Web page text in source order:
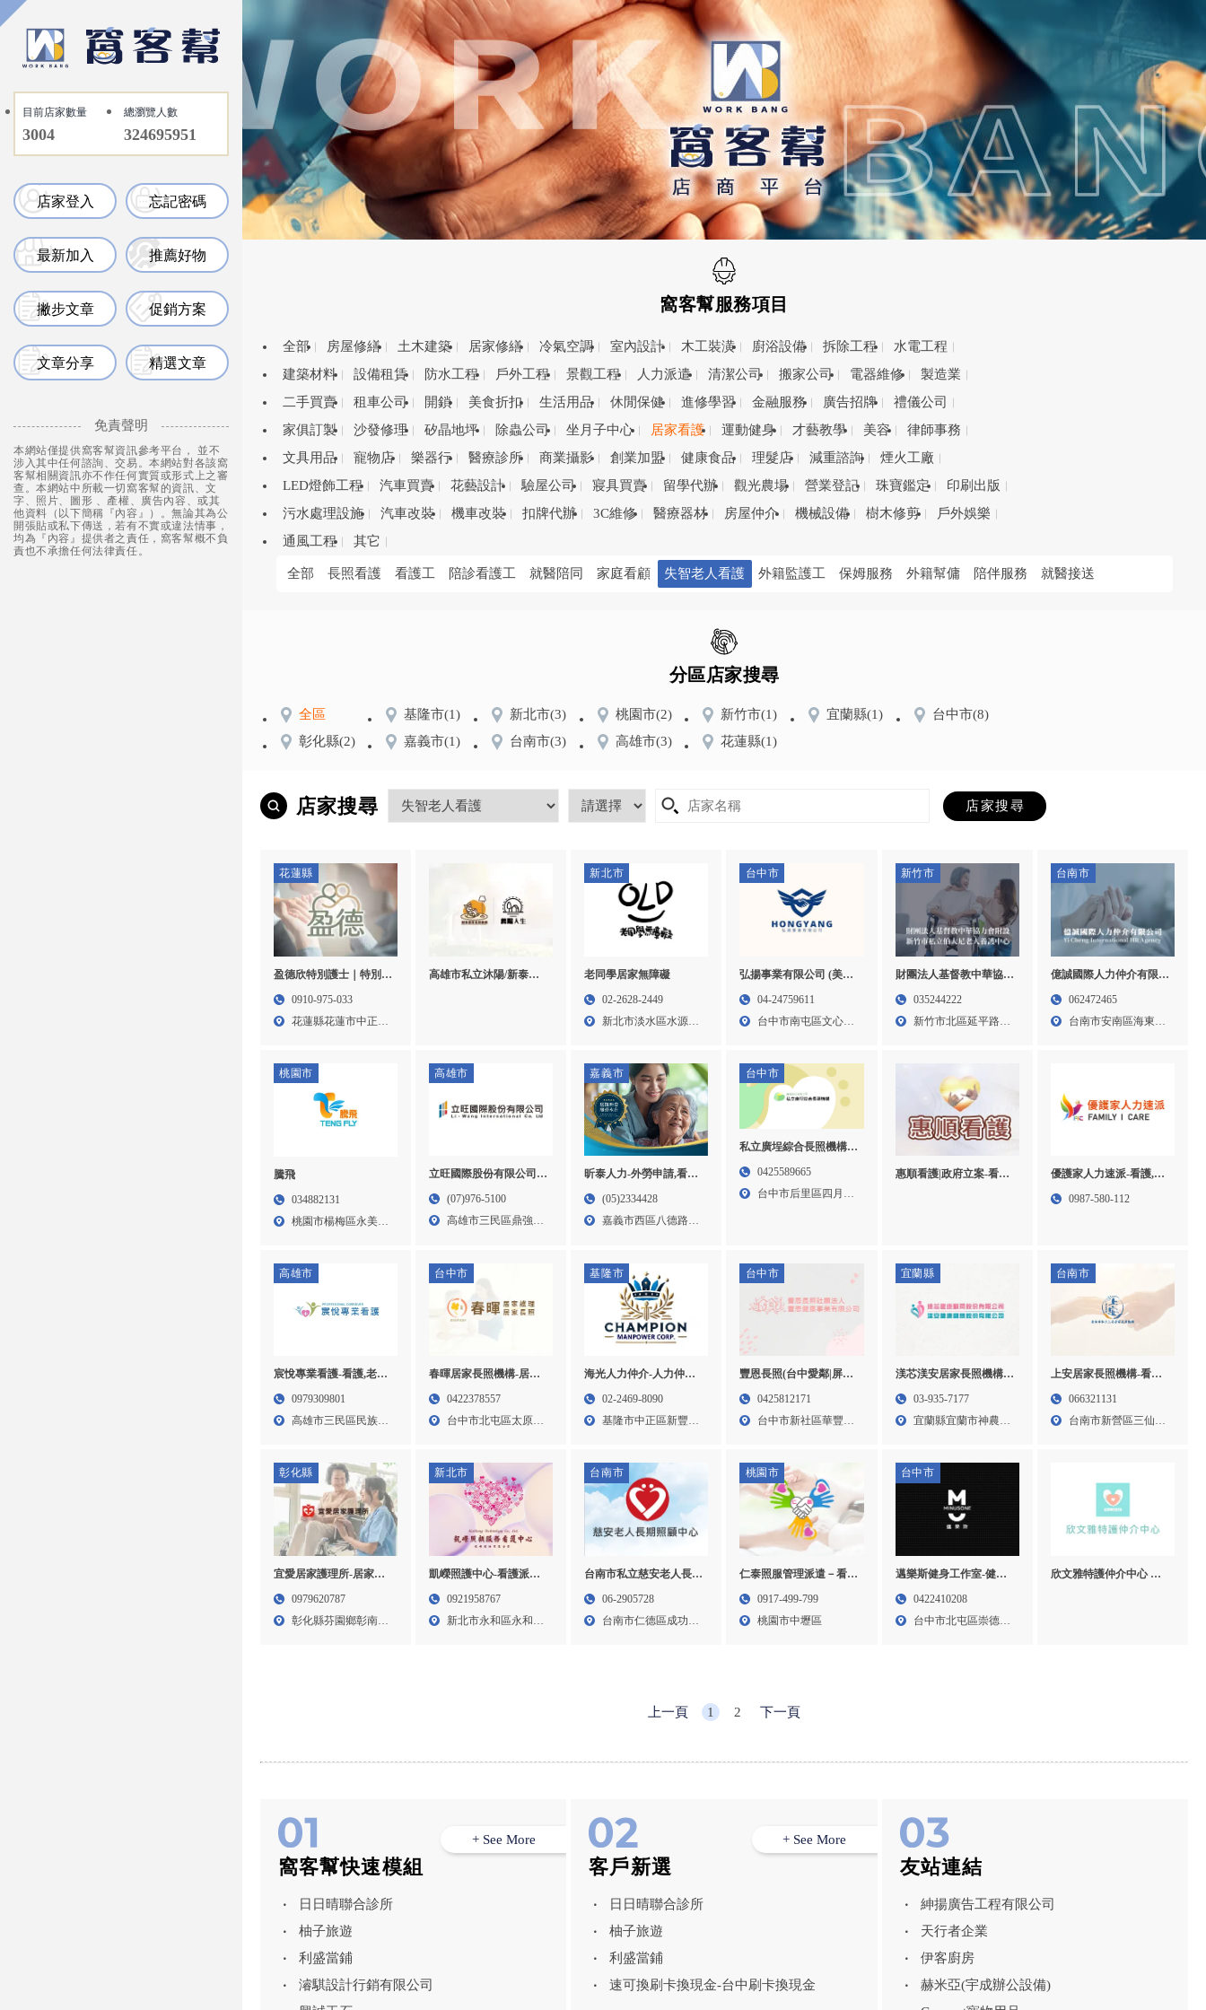
目前店家數量
3004
總瀏覽人數
324695951
店家登入 忘記密碼
最新加入 推薦好物
撇步文章 促銷方案
文章分享 精選文章
免責聲明
本網站僅提供窩客幫資訊參考平台， 並不
涉入其中任何諮詢、交易。本網站對各該窩
客幫相關資訊亦不作任何實質或形式上之審
查。本網站中所載一切窩客幫的資訊、文
字、照片、圖形 、產權、廣告內容、或其
他資料（以下簡稱『內容』）。無論其為公
開張貼或私下傳送，若有不實或違法情事，
均為『內容』提供者之責任，窩客幫概不負
責也不承擔任何法律責任。
窩客幫服務項目
全部 房屋修繕 土木建築 居家修繕 冷氣空調 室內設計 木工裝潢 廚浴設備 拆除工程
水電工程
建築材料
設備租賃 防水工程 戶外工程 景觀工程 人力派遣 清潔公司 搬家公司 電器維修
製造業
二手買賣
租車公司 開鎖 美食折扣 生活用品 休閒保健 進修學習 金融服務 廣告招牌
禮儀公司
家俱訂製
沙發修理 矽晶地坪 除蟲公司 坐月子中心 居家看護 運動健身 才藝教學 美容
律師事務
文具用品
寵物店 樂器行 醫療診所 商業攝影 創業加盟 健康食品 理髮店 減重諮詢
煙火工廠
LED燈飾工程
汽車買賣 花藝設計 驗屋公司 寢具買賣 留學代辦 觀光農場 營業登記 珠寶鑑定
印刷出版
污水處理設施
汽車改裝 機車改裝 扣牌代辦 3C維修 醫療器材 房屋仲介 機械設備 樹木修剪
戶外娛樂
通風工程
其它
全部 長照看護 看護工 陪診看護工 就醫陪同 家庭看顧 失智老人看護 外籍監護工 保姆服務 外籍幫傭 陪伴服務 就醫接送
分區店家搜尋
全區 基隆市(1) 新北市(3) 桃園市(2) 新竹市(1) 宜蘭縣(1) 台中市(8)
彰化縣(2) 嘉義市(1) 台南市(3) 高雄市(3) 花蓮縣(1)
店家搜尋
花蓮縣
盈德欣特別護士｜特別護
士,陪同就醫,花蓮特別護
0910-975-033
花蓮縣花蓮市中正路
高雄市私立沐陽/新泰居
新北市
老同學居家無障礙
02-2628-2449
新北市淡水區水源街
台中市
弘揚事業有限公司 (美嘉
看護)04-24759611
台中市南屯區文心路
新竹市
財團法人基督教中華協力
會附設新竹市私立伯大尼
老人安養中心,新竹老人
035244222
新竹市北區延平路一
台南市
億誠國際人力仲介有限公
司-人力仲介,人力仲介公
人力仲介
062472465
台南市安南區海東里
桃園市
騰飛
034882131
桃園市楊梅區永美路
高雄市
立旺國際股份有限公司-
人力仲介,人力仲介公司,
(07)976-5100
高雄市三民區鼎強街
嘉義市
昕泰人力-外勞申請,看護
工申請,嘉義外勞申請,西
(05)2334428
嘉義市西區八德路
台中市
私立廣埕綜合長照機構-
老人照護,長照中心,台中
期照護
0425589665
台中市后里區四月路
惠順看護|政府立案-看護,
優護家人力速派-看護,看
護派遣,台中看護派遣,烏
0987-580-112
高雄市
宸悅專業看護-看護,老人
看護,高雄看護,三民區看
0979309801
高雄市三民區民族一
台中市
春暉居家長照機構-居家
護理所,居家照護,居家護
0422378557
台中市北屯區太原路
基隆市
海光人力仲介-人力仲介
公司,外勞申請,外勞仲介,
02-2469-8090
基隆市中正區新豐街
台中市
豐恩長照(台中愛鄰|屏東
豐恩)-看護,老人看護,台
家照護推薦
0425812171
台中市新社區華豐街
宜蘭縣
渼芯渼安居家長照機構-
居家看護,老人居家看護,
03-935-7177
宜蘭縣宜蘭市神農路
台南市
上安居家長照機構-看護,
老人看護,台南老人看護,
066321131
台南市新營區三仙里
彰化縣
宜愛居家護理所-居家照
護,居家照護派遣,彰化居
0979620787
彰化縣芬園鄉彰南路
新北市
凱嶸照護中心-看護派遣,
居家看護,台北看護,永和
0921958767
新北市永和區永和路
台南市
台南市私立慈安老人長期
照顧中心-老人安養中心,
06-2905728
台南市仁德區成功二
桃園市
仁泰照服管理派遣－看
護,居家看護,外籍看護派
0917-499-799
桃園市中壢區
台中市
邁樂斯健身工作室-健身
房,健身工作室,台中健身
0422410208
台中市北屯區崇德路
欣文雅特護仲介中心 提
上一頁 1 2 下一頁
窩客幫快速模組
日日晴聯合診所
柚子旅遊
利盛當鋪
濬騏設計行銷有限公司
+ See More
客戶新選
日日晴聯合診所
柚子旅遊
利盛當鋪
速可換刷卡換現金-台中刷卡換現金
+ See More
友站連結
紳揚廣告工程有限公司
天行者企業
伊客廚房
赫米亞(宇成辦公設備)